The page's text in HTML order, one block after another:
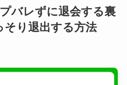
バレずに退会する裏
そり退出する方法